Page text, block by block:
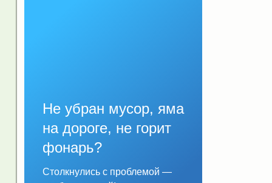
Не убран мусор, яма
на дороге, не горит
фонарь?
Столкнулись с проблемой —